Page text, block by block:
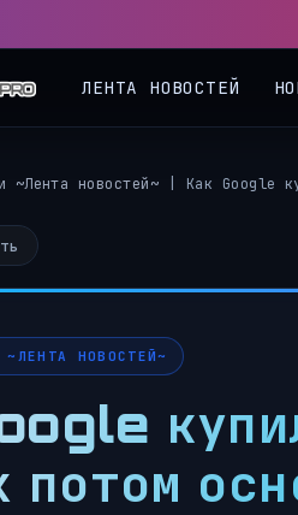
~Лента новостей~ Как Google
НОВОСТЕЙ~
потом